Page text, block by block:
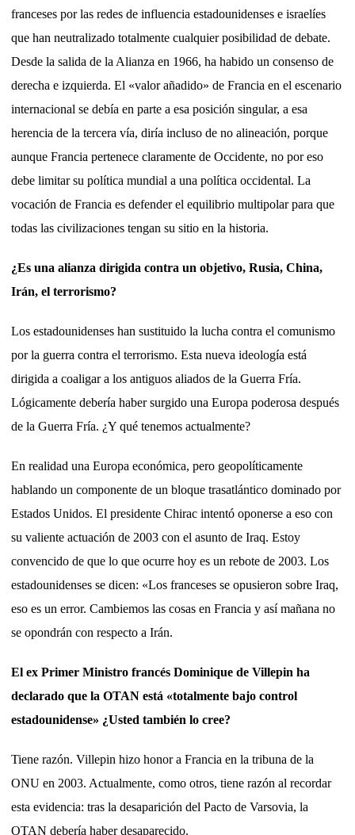
franceses por las redes de influencia estadounidenses e israelíes
que han neutralizado totalmente cualquier posibilidad de debate.
Desde la salida de la Alianza en 1966, ha habido un consenso de
derecha e izquierda. El «valor añadido» de Francia en el escenario
internacional se debía en parte a esa posición singular, a esa
herencia de la tercera vía, diría incluso de no alineación, porque
aunque Francia pertenece claramente de Occidente, no por eso
debe limitar su política mundial a una política occidental. La
vocación de Francia es defender el equilibrio multipolar para que
todas las civilizaciones tengan su sitio en la historia.
¿Es una alianza dirigida contra un objetivo, Rusia, China,
Irán, el terrorismo?
Los estadounidenses han sustituido la lucha contra el comunismo
por la guerra contra el terrorismo. Esta nueva ideología está
dirigida a coaligar a los antiguos aliados de la Guerra Fría.
Lógicamente debería haber surgido una Europa poderosa después
de la Guerra Fría. ¿Y qué tenemos actualmente?
En realidad una Europa económica, pero geopolíticamente
hablando un componente de un bloque trasatlántico dominado por
Estados Unidos. El presidente Chirac intentó oponerse a eso con
su valiente actuación de 2003 con el asunto de Iraq. Estoy
convencido de que lo que ocurre hoy es un rebote de 2003. Los
estadounidenses se dicen: «Los franceses se opusieron sobre Iraq,
eso es un error. Cambiemos las cosas en Francia y así mañana no
se opondrán con respecto a Irán.
El ex Primer Ministro francés Dominique de Villepin ha
declarado que la OTAN está «totalmente bajo control
estadounidense» ¿Usted también lo cree?
Tiene razón. Villepin hizo honor a Francia en la tribuna de la
ONU en 2003. Actualmente, como otros, tiene razón al recordar
esta evidencia: tras la desaparición del Pacto de Varsovia, la
OTAN debería haber desaparecido.